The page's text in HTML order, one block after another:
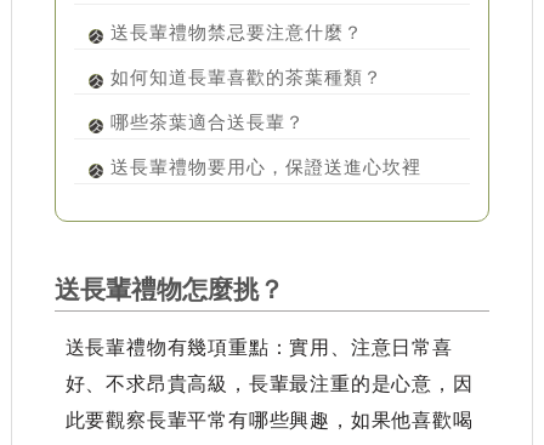
送長輩禮物禁忌要注意什麼？
如何知道長輩喜歡的茶葉種類？
哪些茶葉適合送長輩？
送長輩禮物要用心，保證送進心坎裡
送長輩禮物怎麼挑？
送長輩禮物有幾項重點：實用、注意日常喜
好、不求昂貴高級，長輩最注重的是心意，因
此要觀察長輩平常有哪些興趣，如果他喜歡喝